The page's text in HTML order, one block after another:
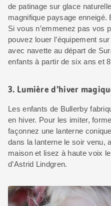
de patinage sur glace
magnifique paysage
Si vous n’emmenez pas vos
pouvez louer l’équipement
avec navette au départ de
enfants à partir de six ans et
3. Lumière d’hiver
Les enfants de Bullerby
en hiver. Pour les imiter,
façonnez une lanterne
dans la lanterne le soir venu,
maison et lisez à haute voix
d’Astrid Lindgren.